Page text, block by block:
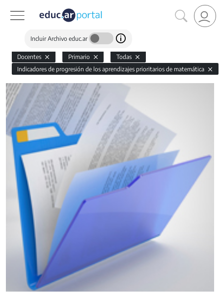
Incluir Archivo educ.ar
Docentes Primario
Todas
Indicadores de progresión de los aprendizajes prioritarios de matemática